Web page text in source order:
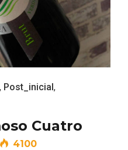
, Post_inicial,
Cuatro
4100